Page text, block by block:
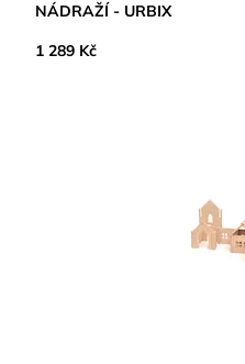
NÁDRAŽÍ - URBIX
1 289 Kč